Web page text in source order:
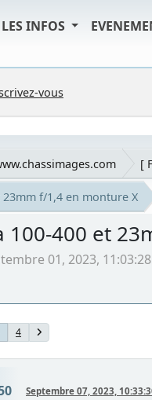
LES INFOS
vous
[
f/1,4 en monture X
100-400 et
01, 2023, 11:03:28
4
Septembre 07, 2023,